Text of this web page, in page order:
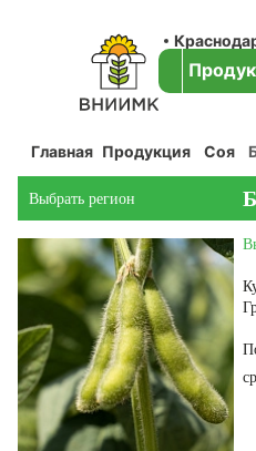
Главная Продукция Соя
Выбрать регион